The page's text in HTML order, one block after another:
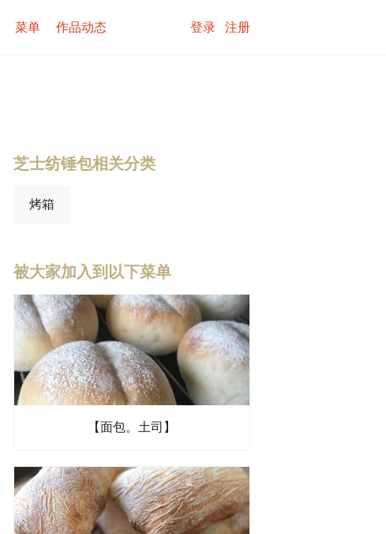
菜单 作品动态 登录 注册
芝士纺锤包相关分类
烤箱
被大家加入到以下菜单
【面包。土司】